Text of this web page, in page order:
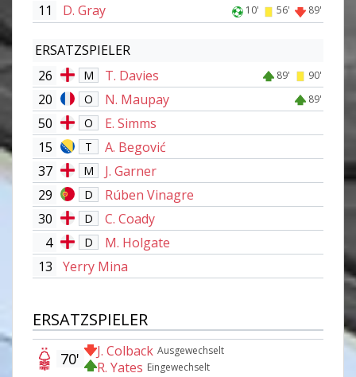
11 D. Gray 10' 56' 89'
ERSATZSPIELER
26
M T. Davies 89' 90'
20 O N. Maupay 89'
50 O
E. Simms
15
T
A. Begović
37
M
J. Garner
29
D
Rúben Vinagre
30
D
C. Coady
4
D
M. Holgate
13
Yerry Mina
ERSATZSPIELER
Ausgewechselt
J. Colback
Eingewechselt
R. Yates
70'